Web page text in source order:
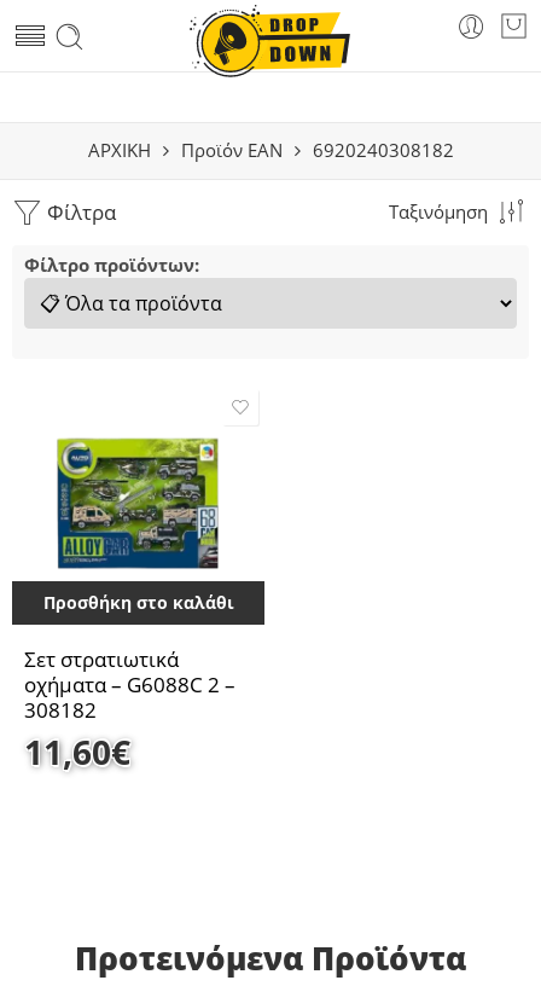
ΑΡΧΙΚΗ Προϊόν EAN 6920240308182
Φίλτρα Ταξινόμηση
Φίλτρο προϊόντων:
Προσθήκη στο καλάθι
Σετ στρατιωτικά
οχήματα – G6088C 2 –
308182
11,60€
Προτεινόμενα Προϊόντα